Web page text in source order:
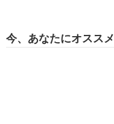
今、あなたにオススメ